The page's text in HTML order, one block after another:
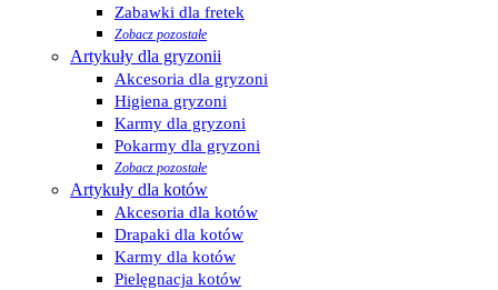
Zabawki dla fretek
Zobacz pozostałe
Artykuły dla gryzonii
Akcesoria dla gryzoni
Higiena gryzoni
Karmy dla gryzoni
Pokarmy dla gryzoni
Zobacz pozostałe
Artykuły dla kotów
Akcesoria dla kotów
Drapaki dla kotów
Karmy dla kotów
Pielęgnacja kotów